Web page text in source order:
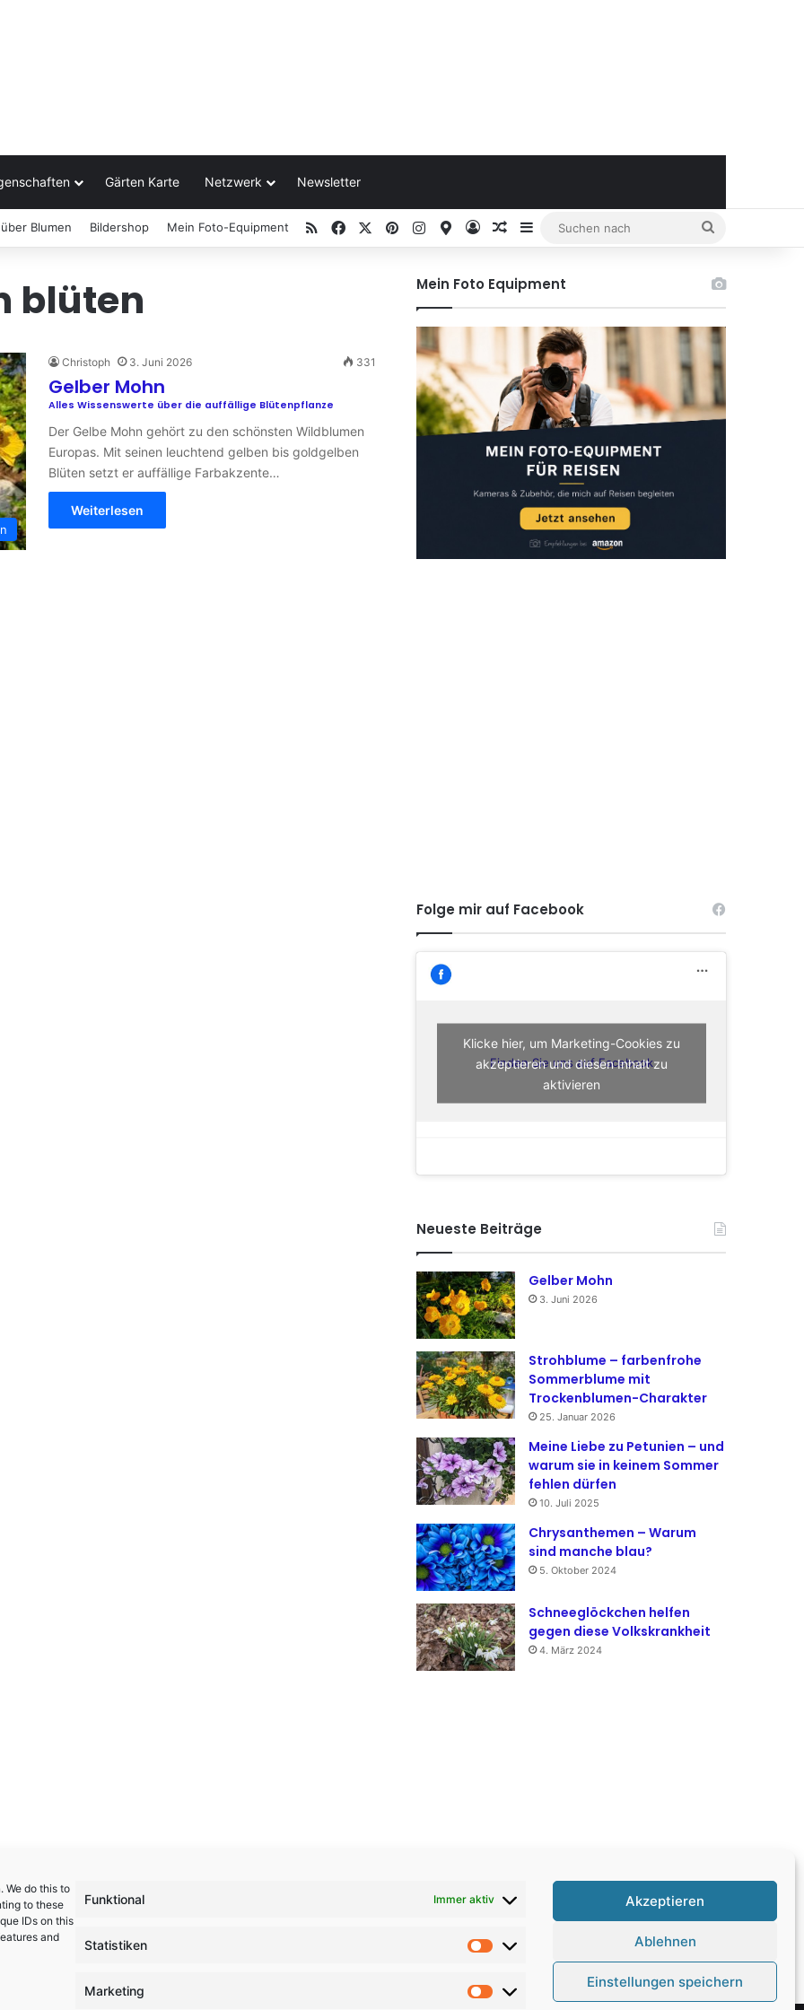
We do this to
to these
IDs on this
and
Funktional Immer aktiv
Statistiken
Statistiken
Marketing
Marketing
Akzeptieren
Ablehnen
Einstellungen speichern
Gärten Karte Netzwerk Newsletter
Blumen Bildershop Mein Foto-Equipment RSS Facebook PinterestInstagramGoogle Maps
AnmeldenZufälliger Artikel
Sidebar
blüten
Christoph 3. Juni 2026 331
Gelber Mohn
Alles Wissenswerte über die auffällige Blütenpflanze
Der Gelbe Mohn gehört zu den schönsten Wildblumen
Europas. Mit seinen leuchtend gelben bis goldgelben
Blüten setzt er auffällige Farbakzente…
Weiterlesen
Mein Foto Equipment
Folge mir auf Facebook
Finden Sie uns auf Facebook
Klicke hier, um Marketing-Cookies zu
akzeptieren und diesen Inhalt zu
aktivieren
Neueste Beiträge
Gelber Mohn
3. Juni 2026
Strohblume – farbenfrohe
Sommerblume mit
Trockenblumen-Charakter
25. Januar 2026
Meine Liebe zu Petunien – und
warum sie in keinem Sommer
fehlen dürfen
10. Juli 2025
Chrysanthemen – Warum
sind manche blau?
5. Oktober 2024
Schneeglöckchen helfen
gegen diese Volkskrankheit
4. März 2024